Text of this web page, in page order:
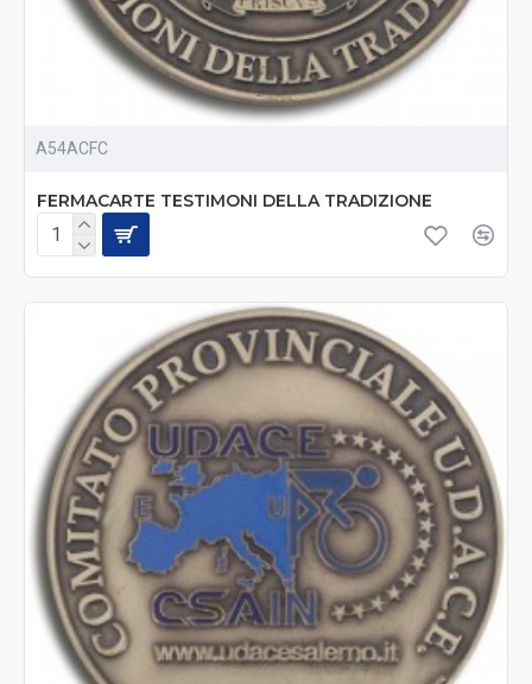
A54ACFC
FERMACARTE TESTIMONI DELLA TRADIZIONE